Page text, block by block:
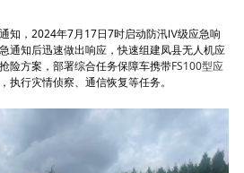
通知后迅速做出响应，快速组建凤县无人机应
险方案，部署综合任务保障车携带FS100型应
执行灾情侦察、通信恢复等任务。